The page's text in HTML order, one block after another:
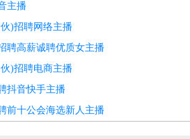
主播
)招聘网络主播
聘高薪诚聘优质女主播
)招聘电商主播
抖音快手主播
前十公会海选新人主播